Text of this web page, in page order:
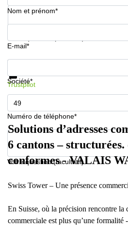
Business
center
Lausanne
8A
Etoy
de Pont-
Rouge 4
de
Meyrin
267
Meyrin
Chemin
de la
Drance 2
Martigny
Route
Crassier
Z. A.
La
Nom et prénom*
E-mail*
Société*
Numéro de téléphone*
Votre question (facultatif)
Informations et prix
Trustpilot
Solutions d’adresses
6 cantons – structurées.
conformes - VALAIS
Swiss Tower – Une présence
En Suisse, où la précision rencontre la
commerciale est plus qu’une formalité